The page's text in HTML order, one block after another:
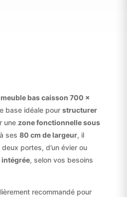
meuble bas caisson 700 ×
base idéale pour structurer
une zone fonctionnelle sous
ses 80 cm de largeur, il
portes, d’un évier ou
, selon vos besoins
recommandé pour